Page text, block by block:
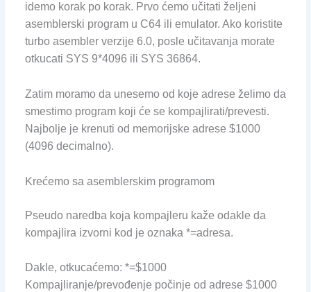
idemo korak po korak. Prvo ćemo učitati željeni
asemblerski program u C64 ili emulator. Ako koristite
turbo asembler verzije 6.0, posle učitavanja morate
otkucati SYS 9*4096 ili SYS 36864.
Zatim moramo da unesemo od koje adrese želimo da
smestimo program koji će se kompajlirati/prevesti.
Najbolje je krenuti od memorijske adrese $1000
(4096 decimalno).
Krećemo sa asemblerskim programom
Pseudo naredba koja kompajleru kaže odakle da
kompajlira izvorni kod je oznaka *=adresa.
Dakle, otkucaćemo: *=$1000
Kompajliranje/prevođenje počinje od adrese $1000